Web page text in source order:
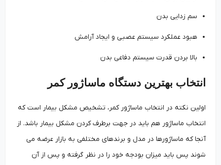
سم زدایی بدن
هبود عملکرد سیستم عصبی و ایجاد آرامش
بالا بردن قدرت سیستم دفاعی بدن
انتخاب بهترین دستگاه ماساژور کمر
اولین نکته در انتخاب ماساژور کمر، تشخیص مشکل بیمار است که
انتخاب ماساژور هم باید در جهت برطرف کردن مشکل بیمار باشد. از
آنجا که ماساژورها در مدل و برندهای مختلفی به بازار عرضه می
شوند پس باید میزان بودجه خود را در نظر گرفته و پس از آن